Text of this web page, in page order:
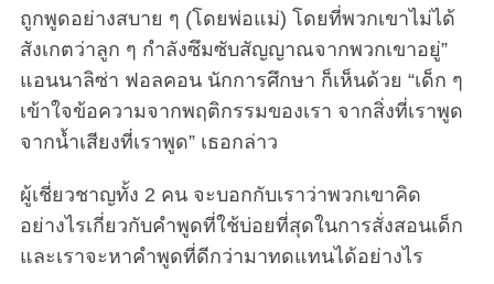
ถูกพูดอย่างสบาย ๆ (โดยพ่อแม่) โดยที่พวกเขาไม่ได้
สังเกตว่าลูก ๆ กำลังซึมซับสัญญาณจากพวกเขาอยู่”
แอนนาลิซ่า ฟอลคอน นักการศึกษา ก็เห็นด้วย “เด็ก ๆ
เข้าใจข้อความจากพฤติกรรมของเรา จากสิ่งที่เราพูด
จากน้ำเสียงที่เราพูด” เธอกล่าว
ผู้เชี่ยวชาญทั้ง 2 คน จะบอกกับเราว่าพวกเขาคิด
อย่างไรเกี่ยวกับคำพูดที่ใช้บ่อยที่สุดในการสั่งสอนเด็ก
และเราจะหาคำพูดที่ดีกว่ามาทดแทนได้อย่างไร